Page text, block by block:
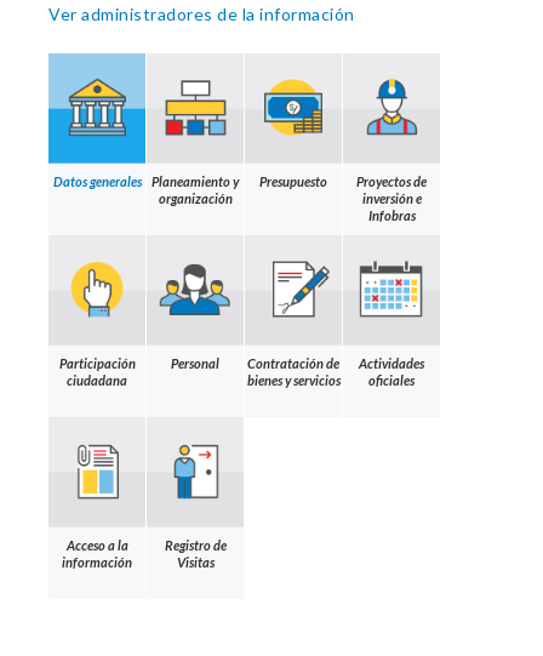
Ver administradores de la información
Datos generales
Planeamiento y
organización
Presupuesto
Proyectos de
inversión e
Infobras
Participación
ciudadana
Personal
Contratación de
bienes y servicios
Actividades
oficiales
Acceso a la
información
Registro de
Visitas